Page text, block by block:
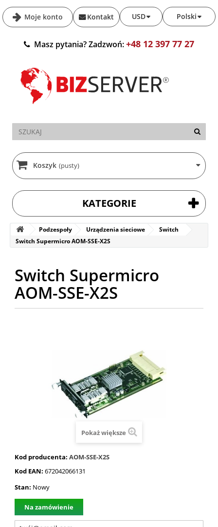
Moje konto Polski
USD
Kontakt
Masz pytania? Zadzwoń:+48 12 397 77 27
Koszyk (pusty)
KATEGORIE
Podzespoły Urządzenia sieciowe
Switch
Switch Supermicro AOM-SSE-X2S
Switch Supermicro
AOM-SSE-X2S
Pokaż większe
Kod producenta: AOM-SSE-X2S
Kod EAN: 672042066131
Stan: Nowy
Na zamówienie